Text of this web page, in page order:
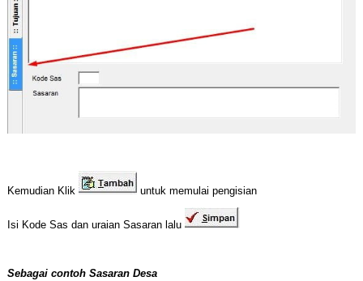
Kemudian Klik untuk memulai pengisian
Isi Kode Sas dan uraian Sasaran lalu
Sebagai contoh Sasaran Desa